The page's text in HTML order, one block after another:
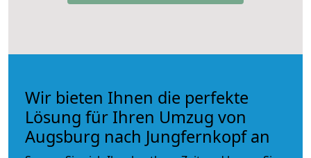
Wir bieten Ihnen die perfekte
Lösung für Ihren Umzug von
Augsburg nach Jungfernkopf an